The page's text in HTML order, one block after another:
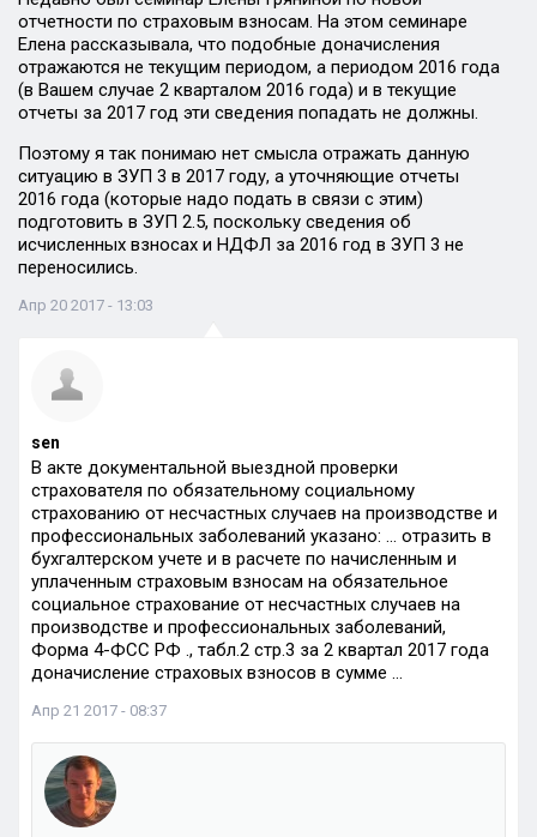
отчетности по страховым взносам. На этом семинаре
Елена рассказывала, что подобные доначисления
отражаются не текущим периодом, а периодом 2016 года
(в Вашем случае 2 кварталом 2016 года) и в текущие
отчеты за 2017 год эти сведения попадать не должны.
Поэтому я так понимаю нет смысла отражать данную
ситуацию в ЗУП 3 в 2017 году, а уточняющие отчеты
2016 года (которые надо подать в связи с этим)
подготовить в ЗУП 2.5, поскольку сведения об
исчисленных взносах и НДФЛ за 2016 год в ЗУП 3 не
переносились.
Апр 20 2017 - 13:03
sen
В акте документальной выездной проверки
страхователя по обязательному социальному
страхованию от несчастных случаев на производстве и
профессиональных заболеваний указано: … отразить в
бухгалтерском учете и в расчете по начисленным и
уплаченным страховым взносам на обязательное
социальное страхование от несчастных случаев на
производстве и профессиональных заболеваний,
Форма 4-ФСС РФ ., табл.2 стр.3 за 2 квартал 2017 года
доначисление страховых взносов в сумме …
Апр 21 2017 - 08:37